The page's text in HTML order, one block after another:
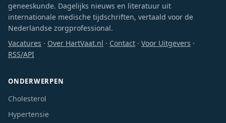
geneeskunde. Dagelijks nieuws en literatuur uit
internationale medische tijdschriften, vertaald voor de
Nederlandse zorgprofessional.
Vacatures · Over HartVaat.nl · Contact · Voor Uitgevers ·
RSS/API
ONDERWERPEN
Cholesterol
Hypertensie